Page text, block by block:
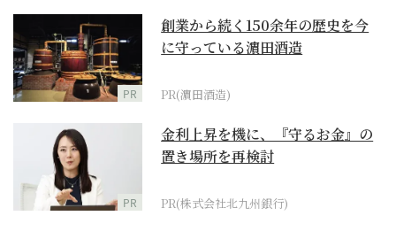
PR
創業から続く150余年の歴史を今
に守っている濵田酒造
PR(濵田酒造)
PR
金利上昇を機に、『守るお金』の
置き場所を再検討
PR(株式会社北九州銀行)